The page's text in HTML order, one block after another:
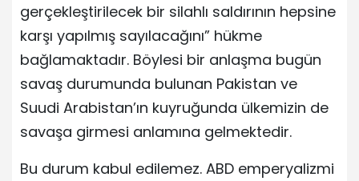
gerçekleştirilecek bir silahlı saldırının hepsine
karşı yapılmış sayılacağını” hükme
bağlamaktadır. Böylesi bir anlaşma bugün
savaş durumunda bulunan Pakistan ve
Suudi Arabistan’ın kuyruğunda ülkemizin de
savaşa girmesi anlamına gelmektedir.
Bu durum kabul edilemez. ABD emperyalizmi